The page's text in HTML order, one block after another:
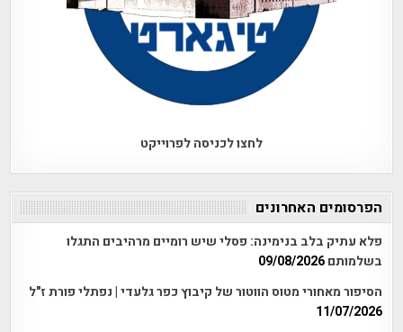
לחצו לכניסה לפרוייקט
הפרסומים האחרונים
פלא עתיק בלב בנימינה: פסלי שיש רומיים מרהיבים התגלו
בשלמותם 09/08/2026
הסיפור מאחורי מטוס הווטור של קיבוץ כפר גלעדי | נפתלי פורת ז"ל
11/07/2026